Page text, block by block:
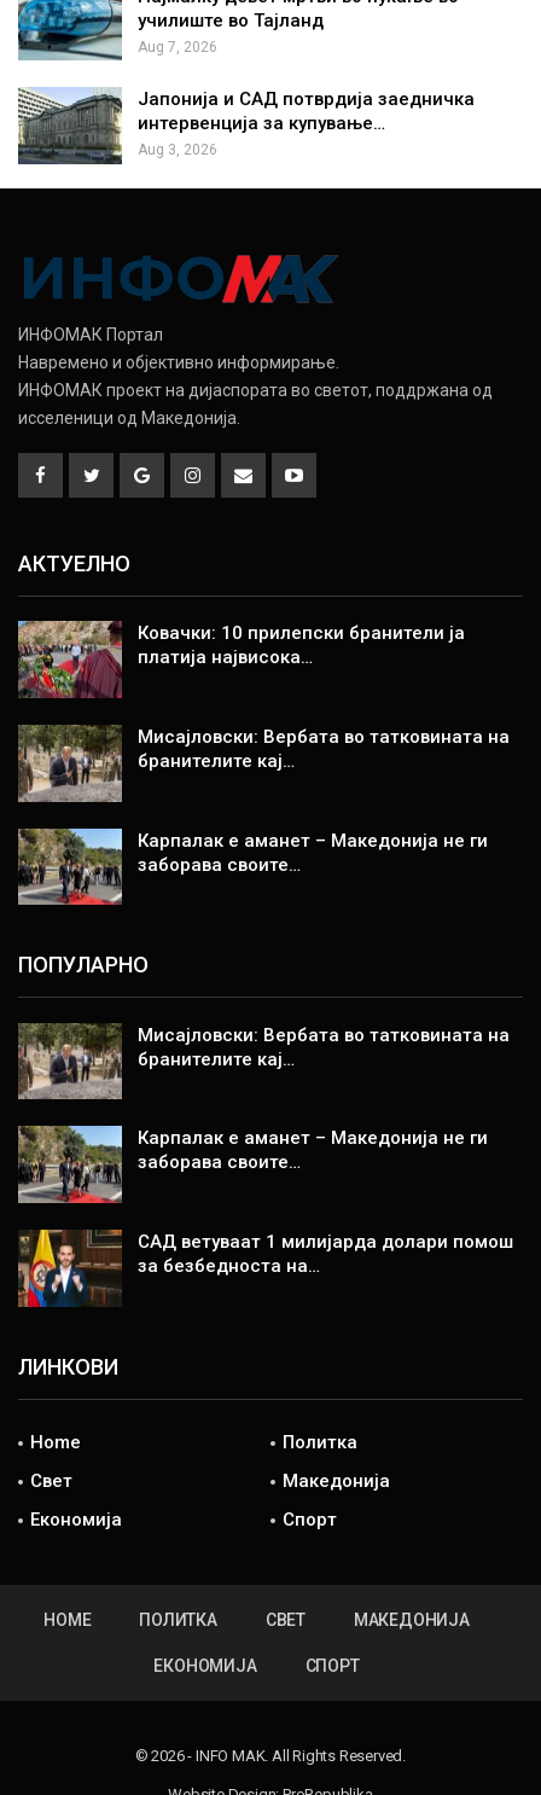
училиште во Тајланд
Aug 7, 2026
Јапонија и САД потврдија заедничка
интервенција за купување…
Aug 3, 2026
ИНФОМАК Портал
Навремено и објективно информирање.
ИНФОМАК проект на дијаспората во светот, поддржана од
исселеници од Македонија.
АКТУЕЛНО
Ковачки: 10 прилепски бранители ја
платија највисока…
Мисајловски: Вербата во татковината на
бранителите кај…
Карпалак е аманет – Македонија не ги
заборава своите…
ПОПУЛАРНО
Мисајловски: Вербата во татковината на
бранителите кај…
Карпалак е аманет – Македонија не ги
заборава своите…
САД ветуваат 1 милијарда долари помош
за безбедноста на…
ЛИНКОВИ
Home
Политка
Свет
Македонија
Економија
Спорт
HOME ПОЛИТКА СВЕТ МАКЕДОНИЈА
ЕКОНОМИЈА СПОРТ
© 2026 - INFO MAK. All Rights Reserved.